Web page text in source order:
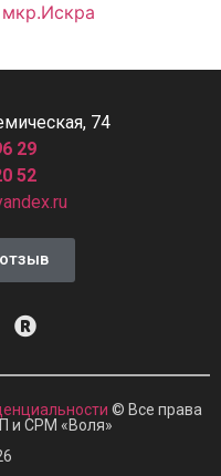
74
29
52
© Все права
и СРМ «Воля»